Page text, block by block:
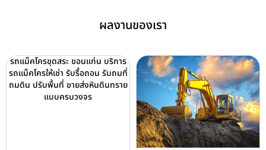
ผลงานของเรา
รถแม็คโครขุดสระ ขอนแก่น บริการ
รถแม็คโครให้เช่า รับรื้อถอน รับถมที่
ถมดิน ปรับพื้นที่ ขายส่งหินดินทราย
แบบครบวงจร